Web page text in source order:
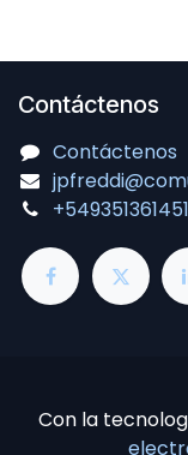
Contáctenos
Contáctenos
Con la